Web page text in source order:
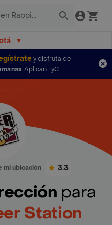
y disfruta de
Aplican TyC
mi ubicación 3.3
para
Station